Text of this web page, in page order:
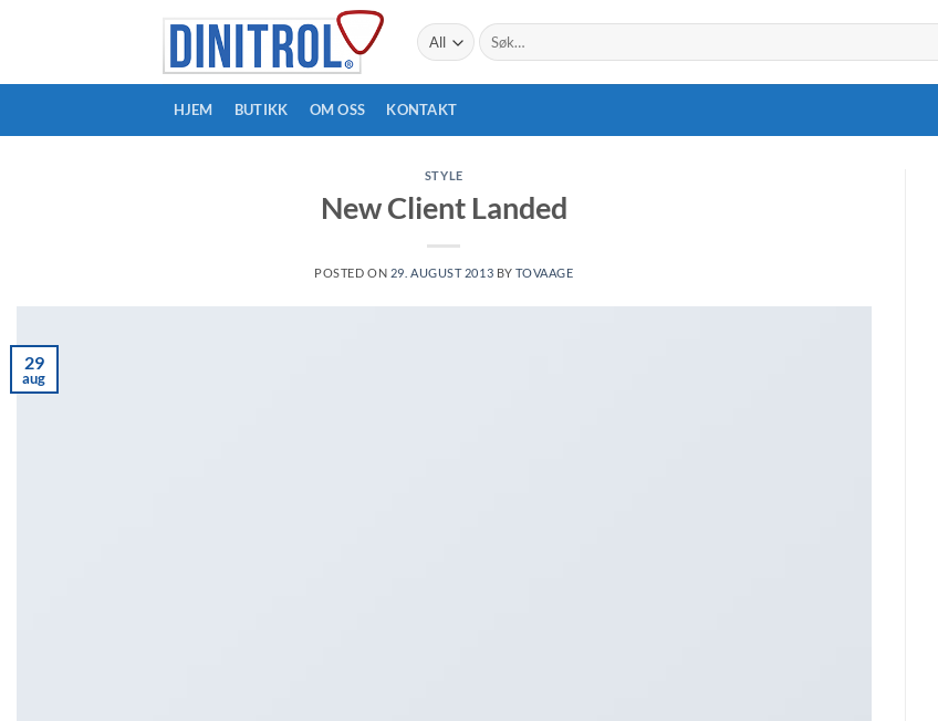
Søk
etter:
HJEM BUTIKK OM OSS KONTAKT
STYLE
New Client Landed
POSTED ON 29. AUGUST 2013 BYTOVAAGE
29
aug